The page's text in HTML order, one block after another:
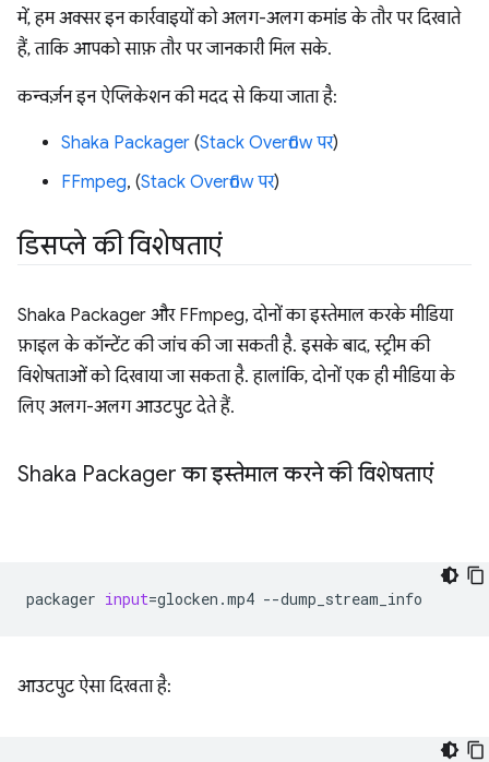
में, हम अक्सर इन कार्रवाइयों को अलग-अलग कमांड के तौर पर दिखाते
हैं, ताकि आपको साफ़ तौर पर जानकारी मिल सके.
कन्वर्ज़न इन ऐप्लिकेशन की मदद से किया जाता है:
Shaka Packager (Stack Overflow पर)
FFmpeg, (Stack Overflow पर)
डिसप्ले की विशेषताएं
Shaka Packager और FFmpeg, दोनों का इस्तेमाल करके मीडिया
फ़ाइल के कॉन्टेंट की जांच की जा सकती है. इसके बाद, स्ट्रीम की
विशेषताओं को दिखाया जा सकता है. हालांकि, दोनों एक ही मीडिया के
लिए अलग-अलग आउटपुट देते हैं.
Shaka Packager का इस्तेमाल करने की विशेषताएं
packager input=glocken.mp4
आउटपुट ऐसा दिखता है: